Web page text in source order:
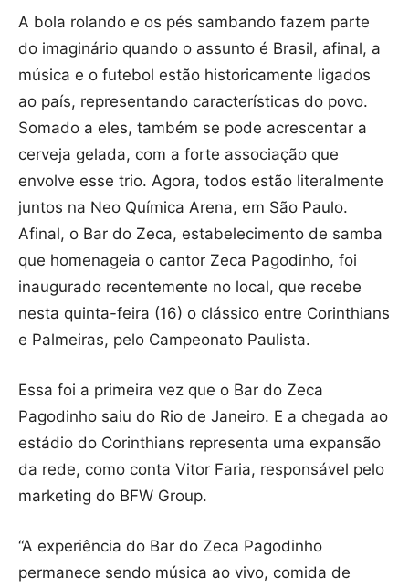
A bola rolando e os pés sambando fazem parte
do imaginário quando o assunto é Brasil, afinal, a
música e o futebol estão historicamente ligados
ao país, representando características do povo.
Somado a eles, também se pode acrescentar a
cerveja gelada, com a forte associação que
envolve esse trio. Agora, todos estão literalmente
juntos na Neo Química Arena, em São Paulo.
Afinal, o Bar do Zeca, estabelecimento de samba
que homenageia o cantor Zeca Pagodinho, foi
inaugurado recentemente no local, que recebe
nesta quinta-feira (16) o clássico entre Corinthians
e Palmeiras, pelo Campeonato Paulista.
Essa foi a primeira vez que o Bar do Zeca
Pagodinho saiu do Rio de Janeiro. E a chegada ao
estádio do Corinthians representa uma expansão
da rede, como conta Vitor Faria, responsável pelo
marketing do BFW Group.
“A experiência do Bar do Zeca Pagodinho
permanece sendo música ao vivo, comida de